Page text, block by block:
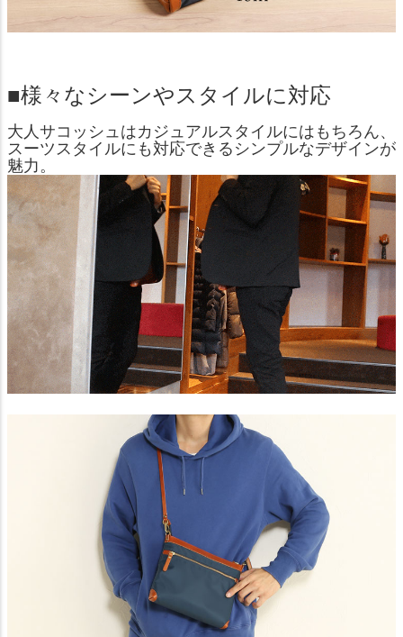
■様々なシーンやスタイルに対応
大人サコッシュはカジュアルスタイルにはもちろん、
スーツスタイルにも対応できるシンプルなデザインが
魅力。